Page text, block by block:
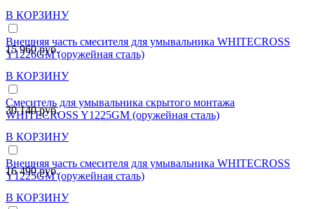
В КОРЗИНУ
Внешняя часть смесителя для умывальника WHITECROSS
Y1226GM (оружейная сталь)
15 960 руб.
В КОРЗИНУ
Смеситель для умывальника скрытого монтажа
WHITECROSS Y1225GM (оружейная сталь)
30 140 руб.
В КОРЗИНУ
Внешняя часть смесителя для умывальника WHITECROSS
Y1225GM (оружейная сталь)
16 490 руб.
В КОРЗИНУ